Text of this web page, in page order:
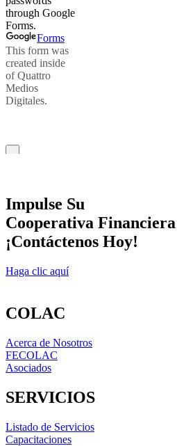
Impulse Su
Cooperativa Financiera
¡Contáctenos Hoy!
Haga clic aquí
COLAC
Acerca de Nosotros
FECOLAC
Asociados
SERVICIOS
Listado de Servicios
Capacitaciones